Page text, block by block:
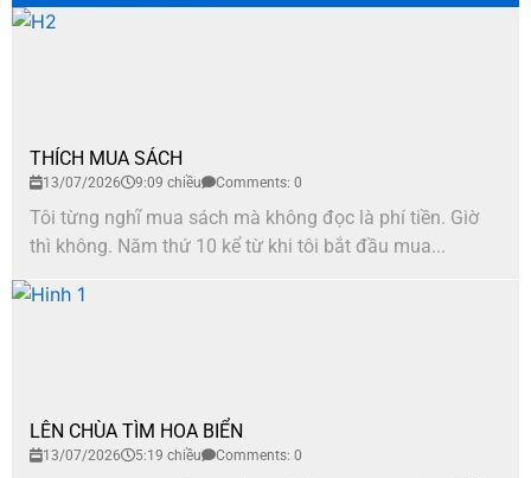
THÍCH MUA SÁCH
13/07/2026 9:09 chiều Comments: 0
Tôi từng nghĩ mua sách mà không đọc là phí tiền. Giờ
thì không. Năm thứ 10 kể từ khi tôi bắt đầu mua...
LÊN CHÙA TÌM HOA BIỂN
13/07/2026 5:19 chiều Comments: 0